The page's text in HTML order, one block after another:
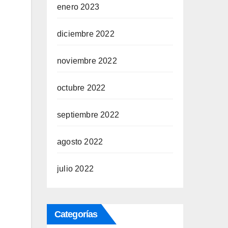
enero 2023
diciembre 2022
noviembre 2022
octubre 2022
septiembre 2022
agosto 2022
julio 2022
Categorías